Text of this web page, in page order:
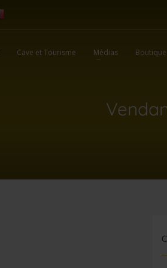
Cave et Tourisme Médias Boutique